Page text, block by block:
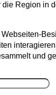
Region in
Webseiten-
und